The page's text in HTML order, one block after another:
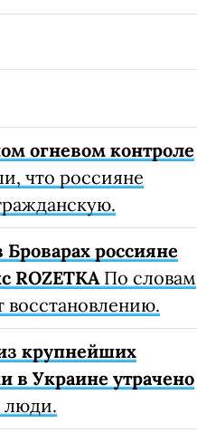
огневом контроле
что россияне
россияне
ROZETKAПо словам
крупнейших
в Украине утрачено
люди.